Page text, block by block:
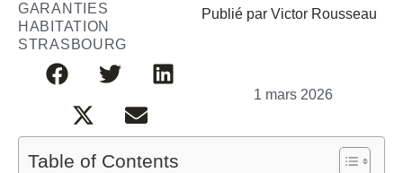
GARANTIES
HABITATION
STRASBOURG
Publié par Victor Rousseau
1 mars 2026
Table of Contents